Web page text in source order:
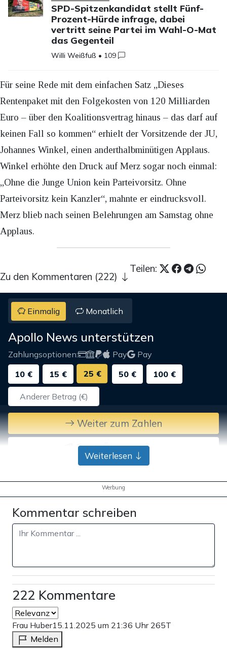
SPD-Spitzenkandidat stellt Fünf-
Prozent-Hürde infrage, dabei
vertritt seine Partei im Wahl-O-Mat
das Gegenteil
Willi Weißfuß • 109
Für seine Rede mit dem einfachen Satz „Dieses
Rentenpaket mit den Folgekosten von 120 Milliarden
Euro – über den Koalitionsvertrag hinaus – das darf auf
keinen Fall so kommen“ erhielt der Vorsitzende der JU,
Johannes Winkel, einen anderthalbminütigen Applaus.
Winkel erhöhte den Druck auf Merz sogar noch einmal:
„Ohne die Junge Union kein Parteivorsitz. Ohne
Parteivorsitz kein Kanzler“, mahnte er eindrucksvoll.
Merz blieb nach seinen Belehrungen am Samstag ohne
Applaus.
Teilen:
Zu den Kommentaren (222)
Einmalig Monatlich
Apollo News unterstützen
Zahlungsoptionen: Pay
Pay
10 €
15 € 25 € 50 € 100 €
Weiter zum Zahlen
Bank-Überweisung
Weiterlesen
Werbung
Kommentar schreiben
222 Kommentare
Frau Huber15.11.2025 um 21:36 Uhr 265T
Melden